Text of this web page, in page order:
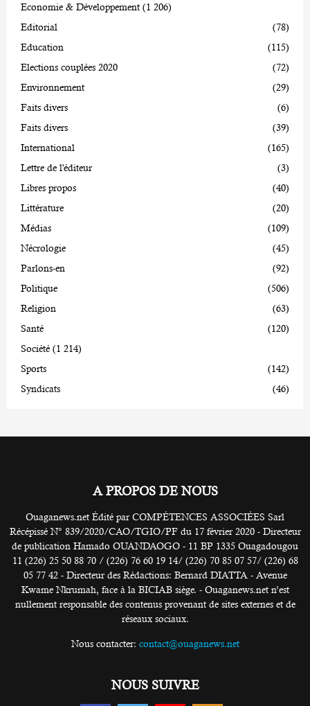
Economie & Développement (1 206)
Editorial
(78)
Education
(115)
Elections couplées 2020
(72)
Environnement
(29)
Faits divers
(6)
Faits divers
(39)
International
(165)
Lettre de l'éditeur
(3)
Libres propos
(40)
Littérature
(20)
Médias
(109)
Nécrologie
(45)
Parlons-en
(92)
Politique
(506)
Religion
(63)
Santé
(120)
Société (1 214)
Sports
(142)
Syndicats
(46)
A PROPOS DE NOUS
Ouaganews.net Édité par COMPÉTENCES ASSOCIÉES Sarl
Récépissé N° 839/2020/CAO/TGIO/PF du 17 février 2020 - Directeur
de publication Hamado OUANDAOGO - 11 BP 1335 Ouagadougou
11 (226) 25 50 88 70 / (226) 76 60 19 14/ (226) 70 85 07 57/ (226) 68
05 77 42 - Directeur des Rédactions: Bernard DIATTA - Avenue
Kwame Nkrumah, face à la BICIAB siège. - Ouaganews.net n’est
nullement responsable des contenus provenant de sites externes et de
réseaux sociaux.
Nous contacter: contact@ouaganews.net
NOUS SUIVRE